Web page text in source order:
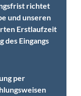
richtet
und unseren
Erstlaufzeit
des Eingangs
per